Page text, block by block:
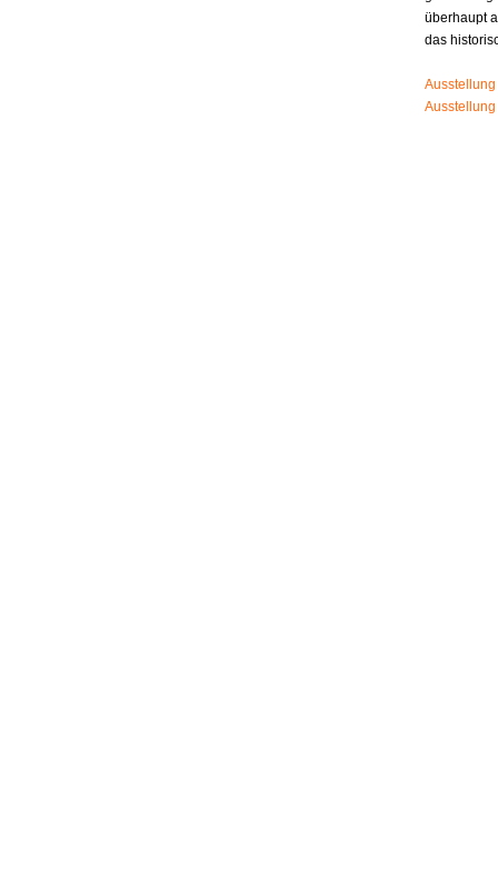
überhaupt
das